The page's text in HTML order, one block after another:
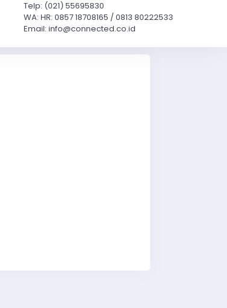
Telp: (021) 55695830
WA: HR: 0857 18708165 / 0813 80222533
Email: info@connected.co.id